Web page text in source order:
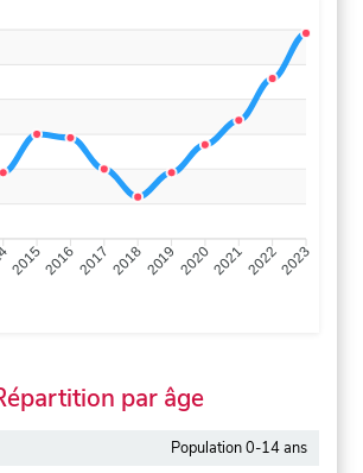
201520162017 20182019 2020202120222023
par âge
Population 0-14 ans